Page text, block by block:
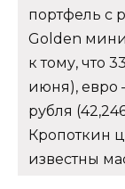
портфель с
Golden
к тому, что
июня), евро
рубля
Кропоткин
известны